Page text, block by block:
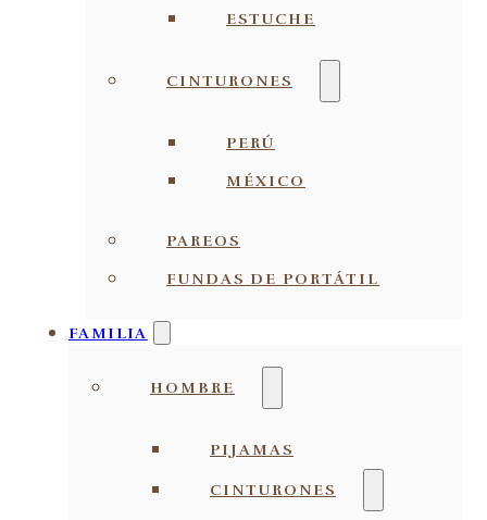
ESTUCHE
CINTURONES
PERÚ
MÉXICO
PAREOS
FUNDAS DE PORTÁTIL
FAMILIA
HOMBRE
PIJAMAS
CINTURONES